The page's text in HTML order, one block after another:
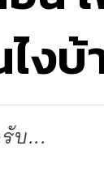
งบ้
บ...